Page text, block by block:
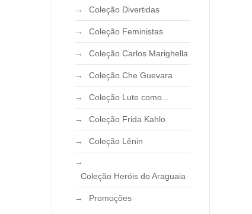
Coleção Divertidas
Coleção Feministas
Coleção Carlos Marighella
Coleção Che Guevara
Coleção Lute como...
Coleção Frida Kahlo
Coleção Lênin
Coleção Heróis do Araguaia
Promoções